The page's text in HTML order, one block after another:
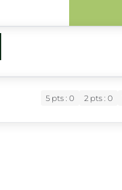
5 pts : 0 2 pts : 0